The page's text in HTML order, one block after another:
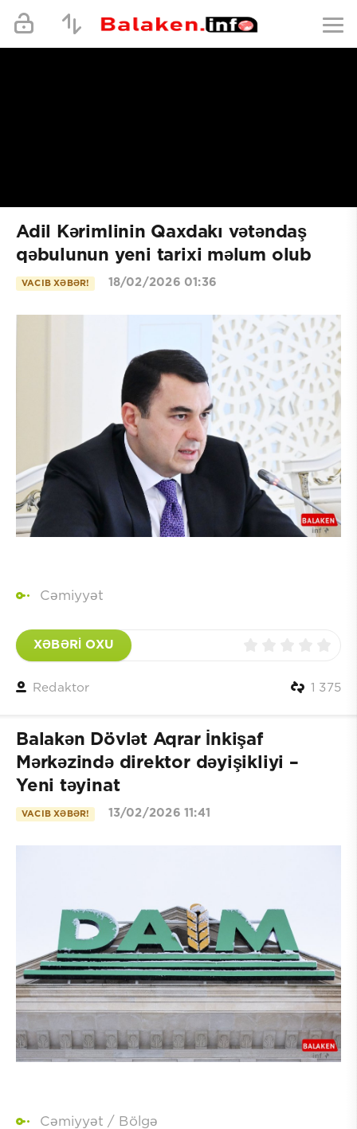
Adil Kərimlinin Qaxdakı vətəndaş
qəbulunun yeni tarixi məlum olub
VACIB XƏBƏR! 18/02/2026 01:36
Cəmiyyət
XƏBƏRİ OXU
Redaktor 1 375
Balakən Dövlət Aqrar İnkişaf
Mərkəzində direktor dəyişikliyi –
Yeni təyinat
VACIB XƏBƏR! 13/02/2026 11:41
Cəmiyyət / Bölgə